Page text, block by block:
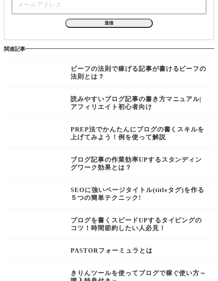
関連記事
ビーフの法則で稼げる記事が書けるビーフの
法則とは？
読みやすいブログ記事の書き方マニュアル|
アフィリエイト初心者向け
PREP法でかんたんにブログの書くスキルを
上げてみよう！例を使って解説
ブログ記事の作業効率UPするスタンディン
グワーク効果とは？
SEOに強いページタイトル(titleタグ)を作る
５つの簡単テクニック!
ブログを書くスピードUPするタイピングの
コツ！時間節約したい人必見！
PASTORフォーミュラとは
きりんツールを使ってブログで稼ぐ使い方～